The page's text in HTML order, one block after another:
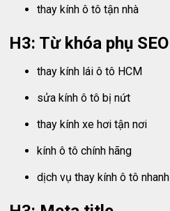
thay kính ô tô tận nhà
H3: Từ khóa phụ SEO
thay kính lái ô tô HCM
sửa kính ô tô bị nứt
thay kính xe hơi tận nơi
kính ô tô chính hãng
dịch vụ thay kính ô tô nhanh